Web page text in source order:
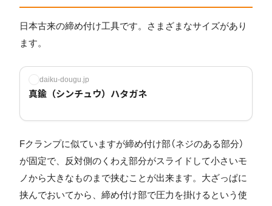
日本古来の締め付け工具です。さまざまなサイズがあり
ます。
daiku-dougu.jp
真鍮（シンチュウ）ハタガネ
Fクランプに似ていますが締め付け部（ネジのある部分）
が固定で、反対側のくわえ部分がスライドして小さいモ
ノから大きなものまで挟むことが出来ます。大ざっぱに
挟んでおいてから、締め付け部で圧力を掛けるという使